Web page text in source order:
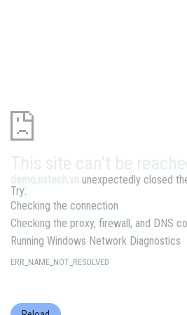
unexpectedly closed
Try:
Checking the connection
Checking the proxy, firewall, and DNS
Running Windows Network Diagnostics
ERR_NAME_NOT_RESOLVED